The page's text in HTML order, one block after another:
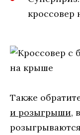
кроссовер
Также
и розыгрыши,